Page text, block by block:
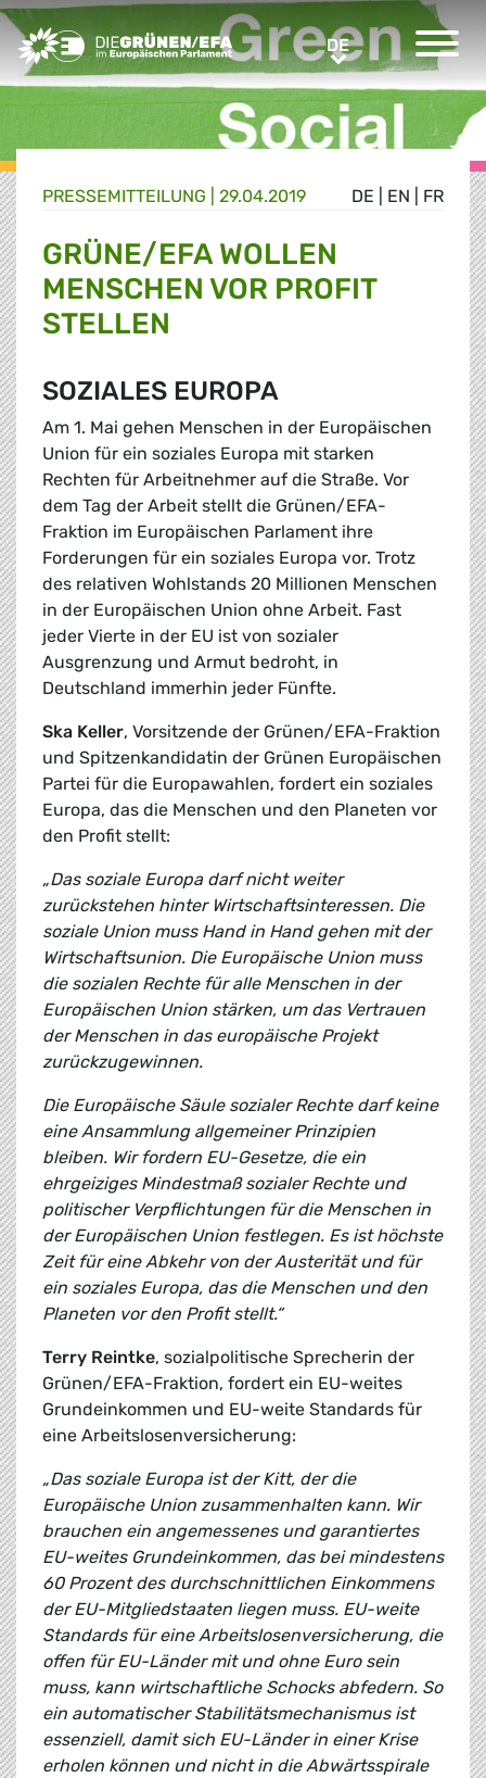
Greens/EFA Home DEDE
DE EN FR
PRESSE­MITTEILUNG 29.04.2019
GRÜNE/EFA WOLLEN
MENSCHEN VOR PROFIT
STELLEN
SOZIALES EUROPA
Am 1. Mai gehen Menschen in der Europäischen
Union für ein soziales Europa mit starken
Rechten für Arbeitnehmer auf die Straße. Vor
dem Tag der Arbeit stellt die Grünen/EFA-
Fraktion im Europäischen Parlament ihre
Forderungen für ein soziales Europa vor. Trotz
des relativen Wohlstands 20 Millionen Menschen
in der Europäischen Union ohne Arbeit. Fast
jeder Vierte in der EU ist von sozialer
Ausgrenzung und Armut bedroht, in
Deutschland immerhin jeder Fünfte.
Ska Keller, Vorsitzende der Grünen/EFA-Fraktion
und Spitzenkandidatin der Grünen Europäischen
Partei für die Europawahlen, fordert ein soziales
Europa, das die Menschen und den Planeten vor
den Profit stellt:
„Das soziale Europa darf nicht weiter
zurückstehen hinter Wirtschaftsinteressen. Die
soziale Union muss Hand in Hand gehen mit der
Wirtschaftsunion. Die Europäische Union muss
die sozialen Rechte für alle Menschen in der
Europäischen Union stärken, um das Vertrauen
der Menschen in das europäische Projekt
zurückzugewinnen.
Die Europäische Säule sozialer Rechte darf keine
eine Ansammlung allgemeiner Prinzipien
bleiben. Wir fordern EU-Gesetze, die ein
ehrgeiziges Mindestmaß sozialer Rechte und
politischer Verpflichtungen für die Menschen in
der Europäischen Union festlegen. Es ist höchste
Zeit für eine Abkehr von der Austerität und für
ein soziales Europa, das die Menschen und den
Planeten vor den Profit stellt.“
Terry Reintke, sozialpolitische Sprecherin der
Grünen/EFA-Fraktion, fordert ein EU-weites
Grundeinkommen und EU-weite Standards für
eine Arbeitslosenversicherung:
„Das soziale Europa ist der Kitt, der die
Europäische Union zusammenhalten kann. Wir
brauchen ein angemessenes und garantiertes
EU-weites Grundeinkommen, das bei mindestens
60 Prozent des durchschnittlichen Einkommens
der EU-Mitgliedstaaten liegen muss. EU-weite
Standards für eine Arbeitslosenversicherung, die
offen für EU-Länder mit und ohne Euro sein
muss, kann wirtschaftliche Schocks abfedern. So
ein automatischer Stabilitätsmechanismus ist
essenziell, damit sich EU-Länder in einer Krise
erholen können und nicht in die Abwärtsspirale